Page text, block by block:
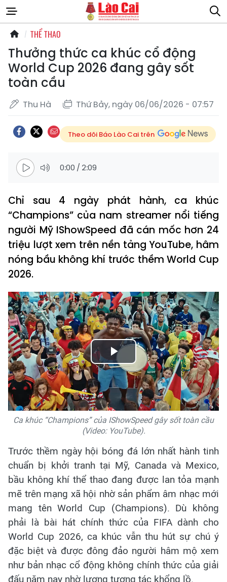
THỂ THAO
Thưởng thức ca khúc cổ động
World Cup 2026 đang gây sốt
toàn cầu
Thu Hà Thứ Bảy, ngày 06/06/2026 - 07:57
Theo dõi Báo Lào Cai trên
0:00 / 2:09
Chỉ sau 4 ngày phát hành, ca khúc
“Champions” của nam streamer nổi tiếng
người Mỹ IShowSpeed đã cán mốc hơn 24
triệu lượt xem trên nền tảng YouTube, hâm
nóng bầu không khí trước thềm World Cup
2026.
Play
Video
Ca khúc “Champions” của IShowSpeed gây sốt toàn cầu
(Video: YouTube).
Trước thềm ngày hội bóng đá lớn nhất hành tinh
chuẩn bị khởi tranh tại Mỹ, Canada và Mexico,
bầu không khí thể thao đang được lan tỏa mạnh
mẽ trên mạng xã hội nhờ sản phẩm âm nhạc mới
mang tên World Cup (Champions). Dù không
phải là bài hát chính thức của FIFA dành cho
World Cup 2026, ca khúc vẫn thu hút sự chú ý
đặc biệt và được đông đảo người hâm mộ xem
như bản nhạc cổ động không chính thức của giải
đấu năm nay nhờ lượng tương tác khổng lồ.